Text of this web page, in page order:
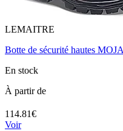
LEMAITRE
Botte de sécurité hautes
En stock
À partir de
114.81€
Voir